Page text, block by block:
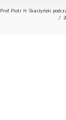
Prof. Piotr H. Skarżyński
/